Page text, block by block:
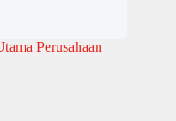
Perusahaan